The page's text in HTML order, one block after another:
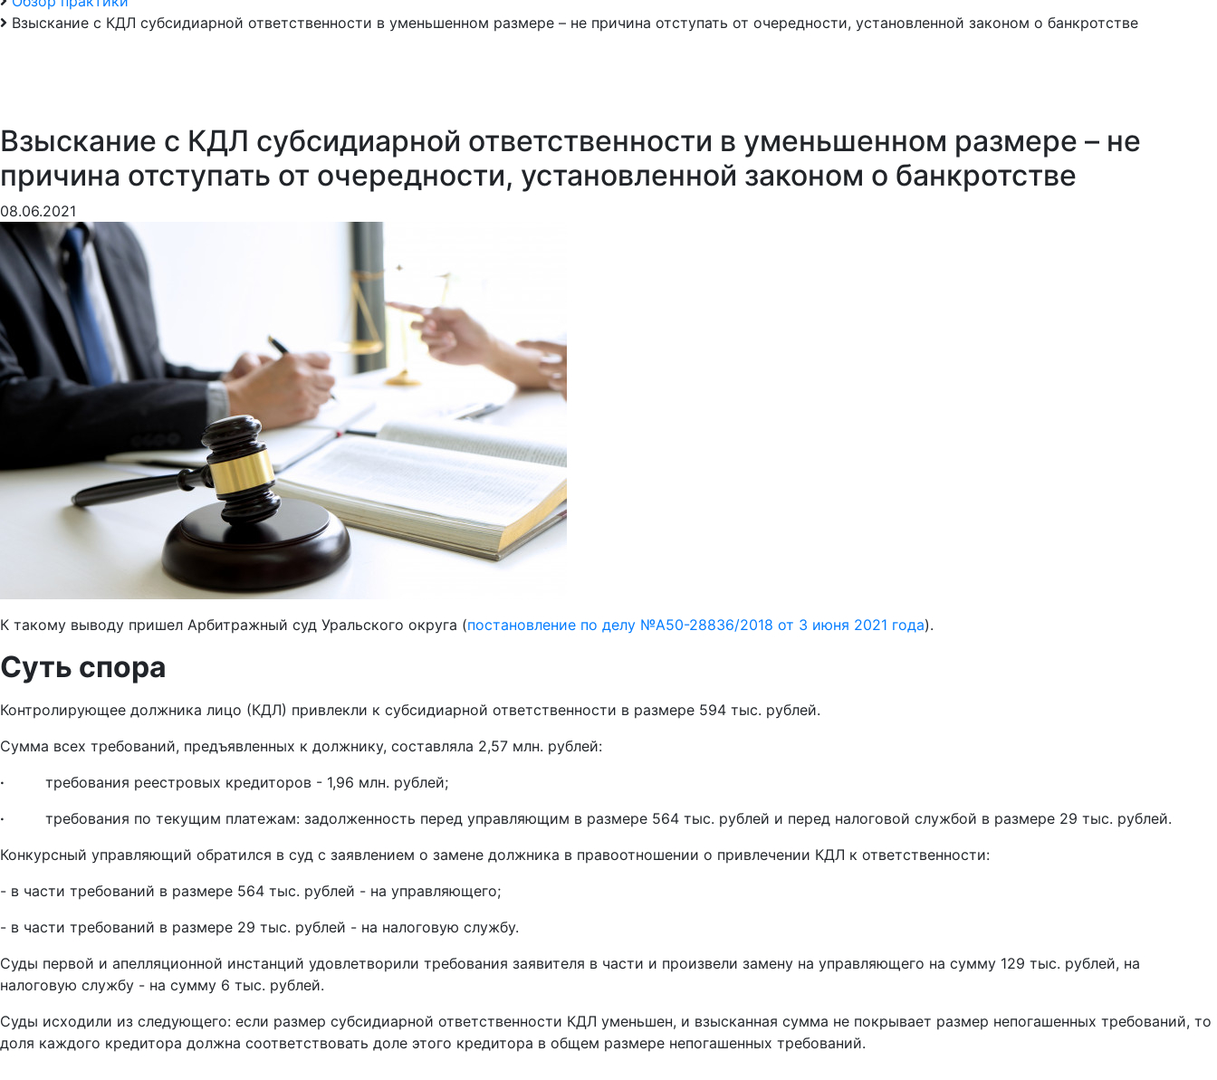
Взыскание с КДЛ субсидиарной ответственности в уменьшенном размере – не причина отступать от очередности, установленной законом о банкротстве
Взыскание с КДЛ субсидиарной ответственности в уменьшенном размере – не
причина отступать от очередности, установленной законом о банкротстве
08.06.2021
К такому выводу пришел Арбитражный суд Уральского округа (постановление по делу №А50-28836/2018 от 3 июня 2021 года).
Суть спора
Контролирующее должника лицо (КДЛ) привлекли к субсидиарной ответственности в размере 594 тыс. рублей.
Сумма всех требований, предъявленных к должнику, составляла 2,57 млн. рублей:
· требования реестровых кредиторов - 1,96 млн. рублей;
· требования по текущим платежам: задолженность перед управляющим в размере 564 тыс. рублей и перед налоговой службой в размере 29 тыс. рублей.
Конкурсный управляющий обратился в суд с заявлением о замене должника в правоотношении о привлечении КДЛ к ответственности:
- в части требований в размере 564 тыс. рублей - на управляющего;
- в части требований в размере 29 тыс. рублей - на налоговую службу.
Суды первой и апелляционной инстанций удовлетворили требования заявителя в части и произвели замену на управляющего на сумму 129 тыс. рублей, на
налоговую службу - на сумму 6 тыс. рублей.
Суды исходили из следующего: если размер субсидиарной ответственности КДЛ уменьшен, и взысканная сумма не покрывает размер непогашенных требований, то
доля каждого кредитора должна соответствовать доле этого кредитора в общем размере непогашенных требований.